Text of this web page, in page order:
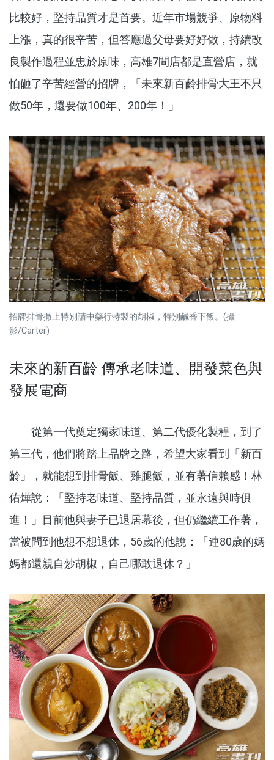
比較好，堅持品質才是首要。近年市場競爭、原物料
上漲，真的很辛苦，但答應過父母要好好做，持續改
良製作過程並忠於原味，高雄7間店都是直營店，就
怕砸了辛苦經營的招牌，「未來新百齡排骨大王不只
做50年，還要做100年、200年！」
招牌排骨撒上特別請中藥行特製的胡椒，特別鹹香下飯。(攝
影/Carter)
未來的新百齡 傳承老味道、開發菜色與
發展電商
從第一代奠定獨家味道、第二代優化製程，到了
第三代，他們將踏上品牌之路，希望大家看到「新百
齡」，就能想到排骨飯、雞腿飯，並有著信賴感！林
佑燁說：「堅持老味道、堅持品質，並永遠與時俱
進！」目前他與妻子已退居幕後，但仍繼續工作著，
當被問到他想不想退休，56歲的他說：「連80歲的媽
媽都還親自炒胡椒，自己哪敢退休？」